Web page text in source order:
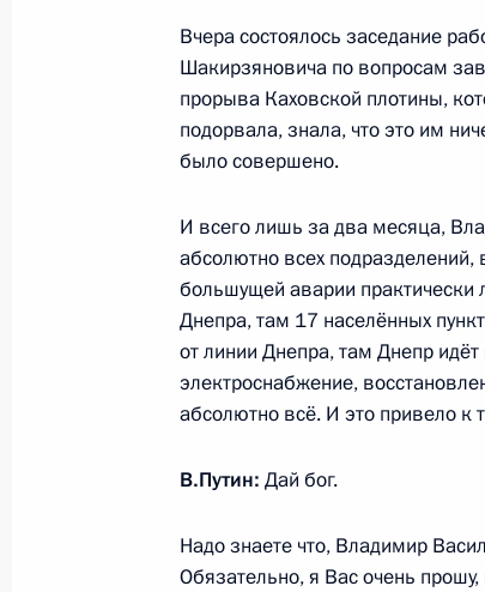
Запорожской и Херсонской
аграрной сферы
25 декабря 2023 года, 18:00
пожарной безопасности на
и Херсонской областей
25 декабря 2023 года, 17:15
В Гражданский кодекс
регионах России
Вчера состоялось заседание
Шакирзяновича по вопросам
прорыва Каховской плотины,
подорвала, знала, что это им
было совершено.
И всего лишь за два месяца,
абсолютно всех
большущей аварии практически
Днепра, там 17 населённых
от линии Днепра, там Днепр
электроснабжение,
абсолютно всё. И это привело к
В.Путин: Дай бог.
Надо знаете что, Владимир
Обязательно, я Вас очень